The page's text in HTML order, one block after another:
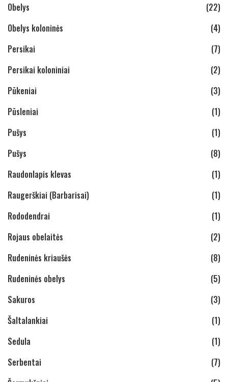
Obelys
(22)
Obelys koloninės
(4)
Persikai
(7)
Persikai koloniniai
(2)
Pūkeniai
(3)
Pūsleniai
(1)
Pušys
(1)
Pušys
(8)
Raudonlapis klevas
(1)
Raugerškiai (Barbarisai)
(1)
Rododendrai
(1)
Rojaus obelaitės
(2)
Rudeninės kriaušės
(8)
Rudeninės obelys
(5)
Sakuros
(3)
Šaltalankiai
(1)
Sedula
(1)
Serbentai
(7)